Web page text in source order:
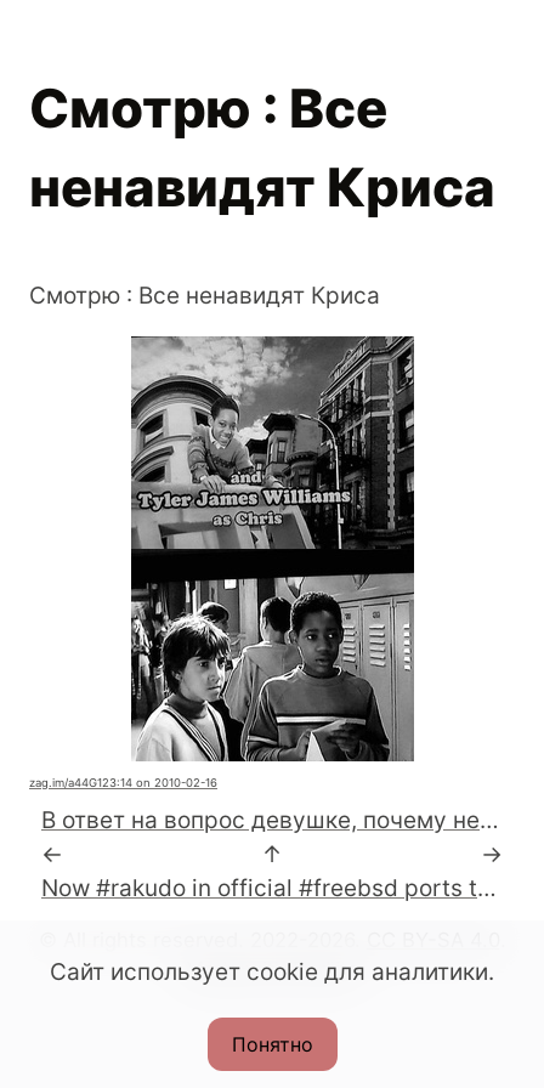
Смотрю : Все
ненавидят Криса
Смотрю : Все ненавидят Криса
zag.im/a44G123:14 on 2010-02-16
В ответ на вопрос девушке, почему нет у нее твиттера получил ответ : "не хочу, чтобы за мной следили" ...
←
↑
→
Now #rakudo in official #freebsd ports tree !
Made with Podlite
Сайт использует cookie для аналитики.
Понятно